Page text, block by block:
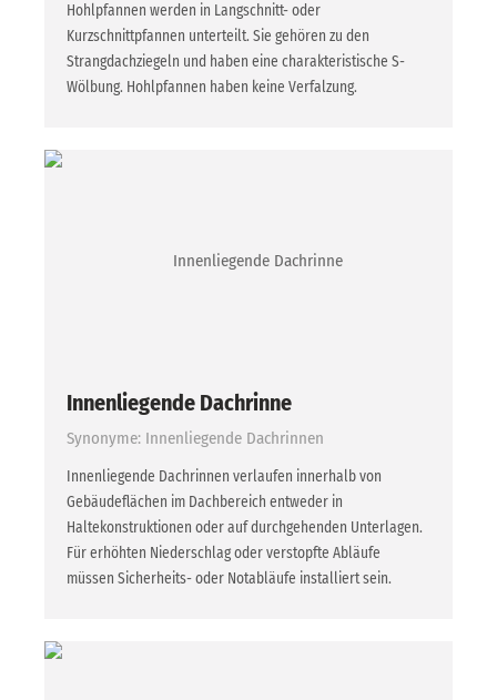
Hohlpfannen werden in Langschnitt- oder
Kurzschnittpfannen unterteilt. Sie gehören zu den
Strangdachziegeln und haben eine charakteristische S-
Wölbung. Hohlpfannen haben keine Verfalzung.
Innenliegende Dachrinne
Synonyme: Innenliegende Dachrinnen
Innenliegende Dachrinnen verlaufen innerhalb von
Gebäudeflächen im Dachbereich entweder in
Haltekonstruktionen oder auf durchgehenden Unterlagen.
Für erhöhten Niederschlag oder verstopfte Abläufe
müssen Sicherheits- oder Notabläufe installiert sein.